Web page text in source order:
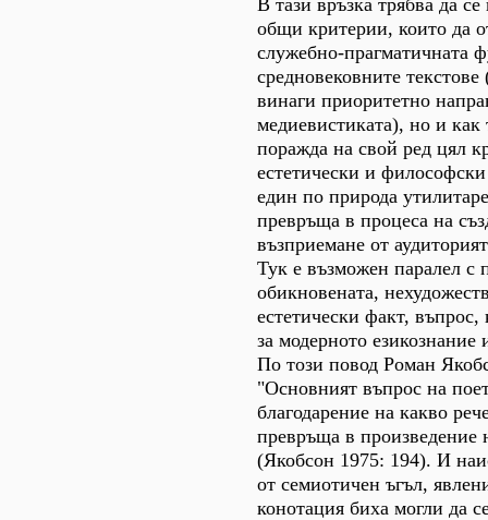
В тази връзка трябва да се
общи критерии, които да
служебно-прагматичната
средновековните текстове
винаги приоритетно
медиевистиката), но и
поражда на свой ред цял
естетически и
един по природа
превръща в процеса на
възприемане от
Тук е възможен паралел с
обикновената,
естетически факт, въпрос,
за модерното езикознание
По този повод Роман
"Основният въпрос на
благодарение на какво
превръща в произведение
(Якобсон 1975: 194). И
от семиотичен ъгъл,
конотация биха могли да